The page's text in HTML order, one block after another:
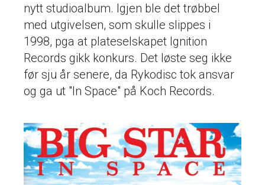
nytt studioalbum. Igjen ble det trøbbel
med utgivelsen, som skulle slippes i
1998, pga at plateselskapet Ignition
Records gikk konkurs. Det løste seg ikke
før sju år senere, da Rykodisc tok ansvar
og ga ut "In Space" på Koch Records.